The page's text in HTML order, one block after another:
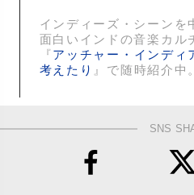
インディーズ・シーンを
面白いインドの音楽カル
『アッチャー・インデ
考えたり 』で随時紹介中。
SNS